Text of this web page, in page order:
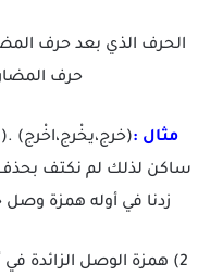
الحرف الذي بعد حرف
حرف
مثال :(خرج،يخْرج،اخْرج)
ساكن لذلك لم نكتف
زدنا في أوله همزة
2) همزة الوصل الزائدة